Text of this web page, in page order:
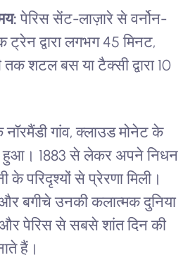
पेरिस सेंट-लाज़ारे से वर्नोन-
द्वारा लगभग 45 मिनट,
शटल बस या टैक्सी द्वारा 10
गांव, क्लाउड मोनेट के
हुआ। 1883 से लेकर अपने निधन
के परिदृश्यों से प्रेरणा मिली।
बगीचे उनकी कलात्मक दुनिया
पेरिस से सबसे शांत दिन की
हैं।